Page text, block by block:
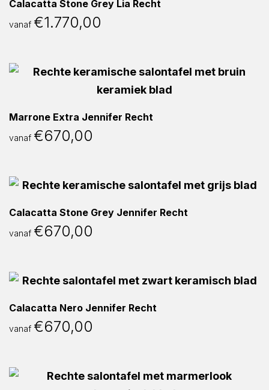
Calacatta Stone Grey Lia Recht
vanaf €1.770,00
Marrone Extra Jennifer Recht
vanaf €670,00
Calacatta Stone Grey Jennifer Recht
vanaf €670,00
Calacatta Nero Jennifer Recht
vanaf €670,00